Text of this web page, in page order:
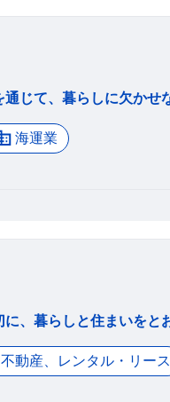
海運業
不動産、レンタル・リース